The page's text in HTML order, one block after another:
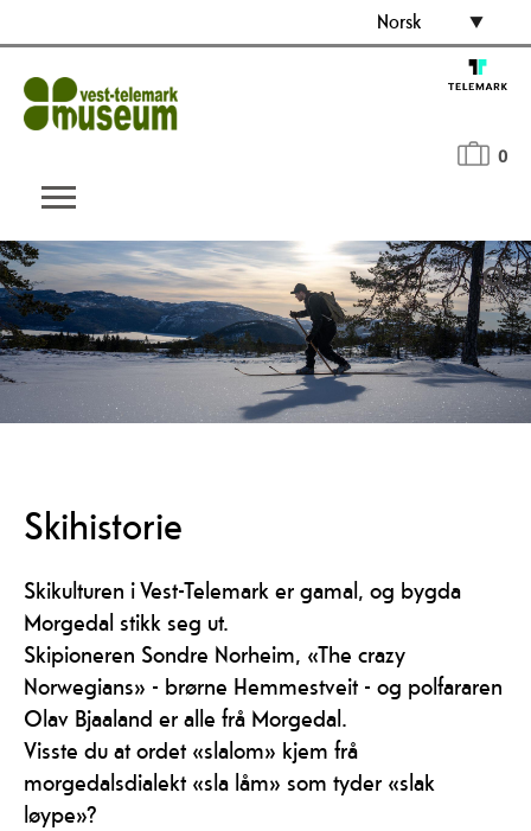
Norsk
0
Skihistorie
Skikulturen i Vest-Telemark er gamal, og bygda
Morgedal stikk seg ut.
Skipioneren Sondre Norheim, «The crazy
Norwegians» - brørne Hemmestveit - og polfararen
Olav Bjaaland er alle frå Morgedal.
Visste du at ordet «slalom» kjem frå
morgedalsdialekt «sla låm» som tyder «slak
løype»?